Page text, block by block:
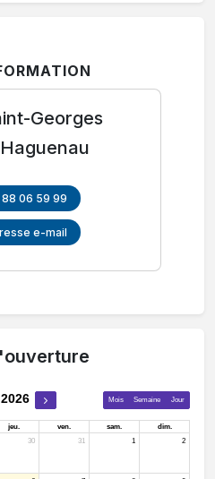
Georges
06 59 99
e-mail